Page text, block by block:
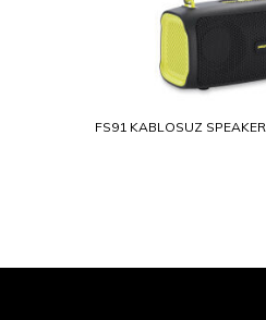
FS91 KABLOSUZ SPEAKER